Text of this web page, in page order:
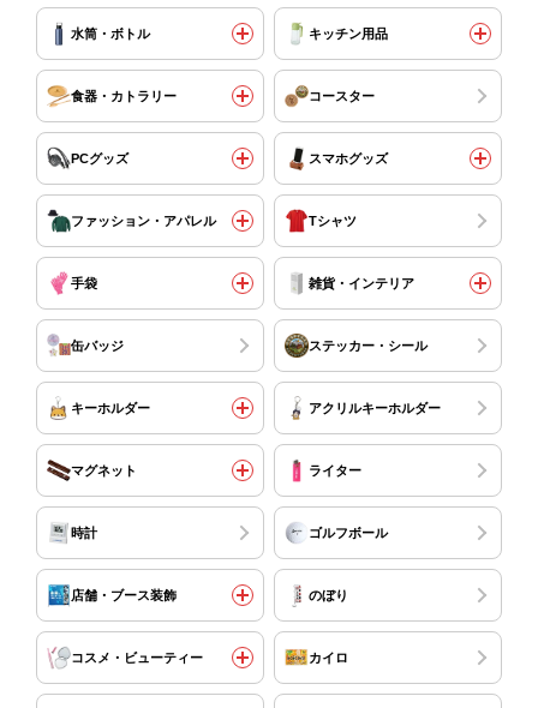
水筒・ボトル キッチン用品
食器・カトラリー コースター
PCグッズ スマホグッズ
ファッション・アパレル Tシャツ
手袋 雑貨・インテリア
缶バッジ ステッカー・シール
キーホルダー アクリルキーホルダー
マグネット ライター
時計 ゴルフボール
店舗・ブース装飾 のぼり
コスメ・ビューティー カイロ